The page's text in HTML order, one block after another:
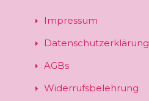
Impressum
Datenschutzerklärung
AGBs
Widerrufsbelehrung